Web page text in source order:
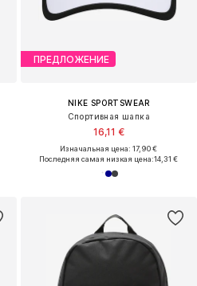
ПРЕДЛОЖЕНИЕ
NIKE SPORTSWEAR
Спортивная шапка
16,11 €
Изначальная цена: 17,90 €
Последняя самая низкая цена:14,31 €